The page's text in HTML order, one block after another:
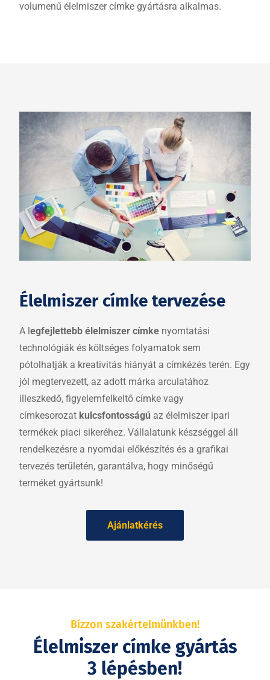
volumenű élelmiszer címke gyártásra alkalmas.
Élelmiszer címke tervezése
A legfejlettebb élelmiszer címke nyomtatási
technológiák és költséges folyamatok sem
pótolhatják a kreativitás hiányát a címkézés terén. Egy
jól megtervezett, az adott márka arculatához
illeszkedő, figyelemfelkeltő címke vagy
címkesorozat kulcsfontosságú az élelmiszer ipari
termékek piaci sikeréhez. Vállalatunk készséggel áll
rendelkezésre a nyomdai előkészítés és a grafikai
tervezés területén, garantálva, hogy minőségű
terméket gyártsunk!
Ajánlatkérés
Bízzon szakértelmünkben!
Élelmiszer címke gyártás
3 lépésben!